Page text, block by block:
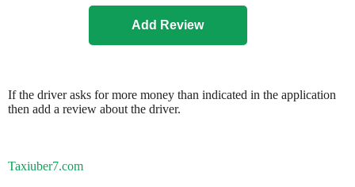
If the driver asks for more money than indicated in the application
then add a review about the driver.
Taxiuber7.com